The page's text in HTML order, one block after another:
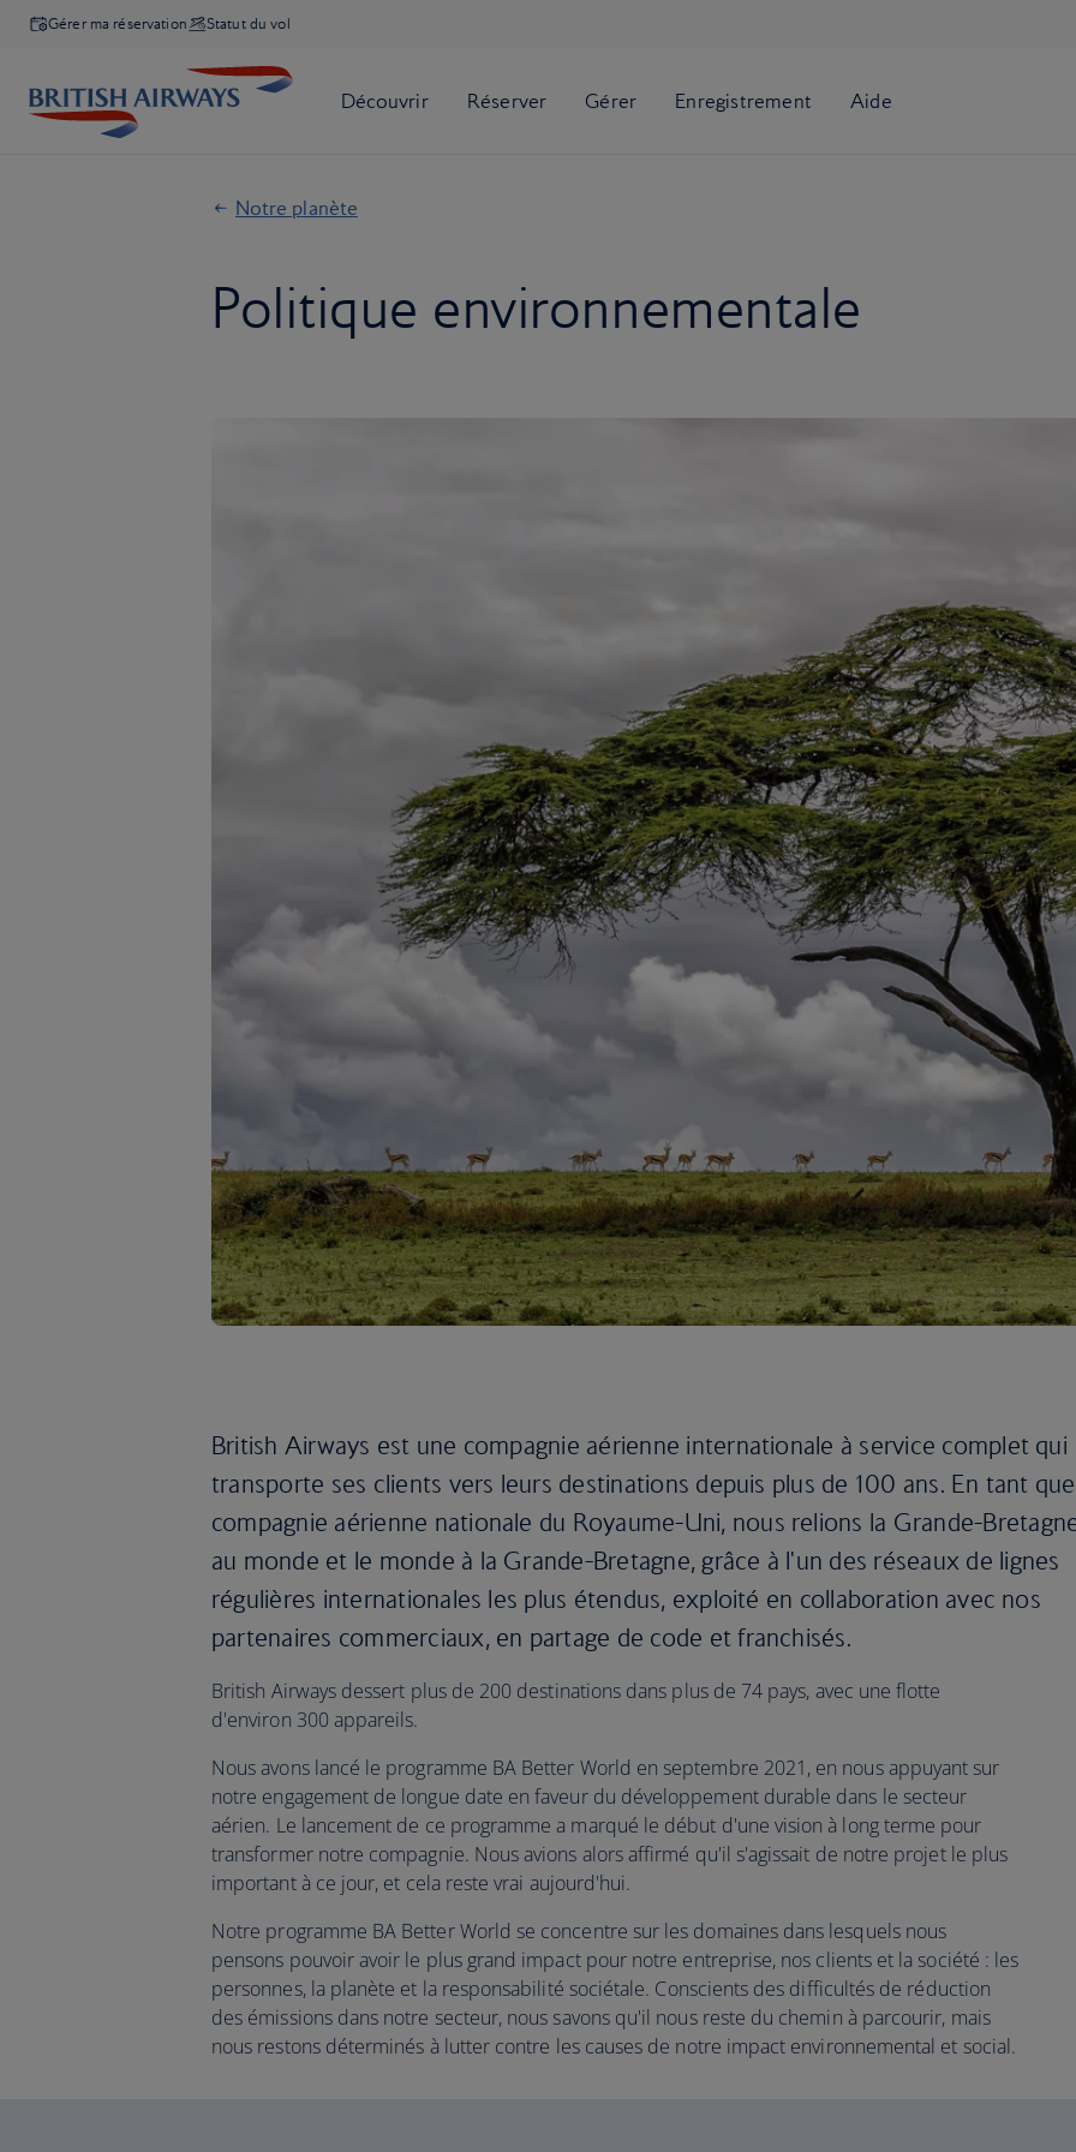
Gérer ma réservation Statut du vol
Notre planète
Politique environnementale
British Airways est une compagnie aérienne internationale à service complet qui
transporte ses clients vers leurs destinations depuis plus de 100 ans. En tant que
compagnie aérienne nationale du Royaume-Uni, nous relions la Grande-
au monde et le monde à la Grande-Bretagne, grâce à l'un des réseaux de lignes
régulières internationales les plus étendus, exploité en collaboration avec nos
partenaires commerciaux, en partage de code et franchisés.
British Airways dessert plus de 200 destinations dans plus de 74 pays, avec une flotte
d'environ 300 appareils.
Nous avons lancé le programme BA Better World en septembre 2021, en nous appuyant sur
notre engagement de longue date en faveur du développement durable dans le secteur
aérien. Le lancement de ce programme a marqué le début d'une vision à long terme pour
transformer notre compagnie. Nous avions alors affirmé qu'il s'agissait de notre projet le plus
important à ce jour, et cela reste vrai aujourd'hui.
Notre programme BA Better World se concentre sur les domaines dans lesquels nous
pensons pouvoir avoir le plus grand impact pour notre entreprise, nos clients et la société : les
personnes, la planète et la responsabilité sociétale. Conscients des difficultés de réduction
des émissions dans notre secteur, nous savons qu'il nous reste du chemin à parcourir, mais
nous restons déterminés à lutter contre les causes de notre impact environnemental et social.